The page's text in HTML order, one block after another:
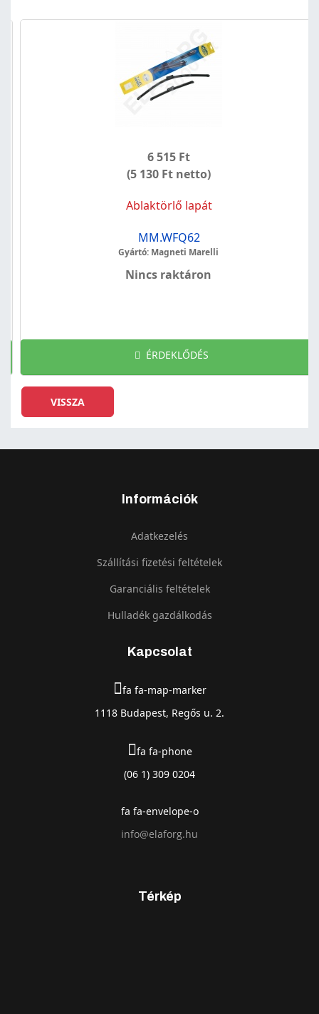
6 515 Ft
(5 130 Ft netto)
Ablaktörlő lapát
MM.WFQ62
Gyártó: Magneti Marelli
Nincs raktáron
ÉRDEKLŐDÉS
Információk
Adatkezelés
Szállítási fizetési feltételek
Garanciális feltételek
Hulladék gazdálkodás
Kapcsolat
fa fa-map-marker
1118 Budapest, Regős u. 2.
fa fa-phone
(06 1) 309 0204
fa fa-envelope-o
info@elaforg.hu
Térkép